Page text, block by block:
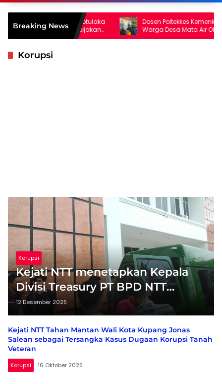
Breaking News
di Mbotulaka
Kebijakan
Dosen Poltekkes Kemenkes Kupang Latih
Warga Desa Mata Air Olah Kelor dan
Kunyit Jadi Produk Bernilai Ekonomi
Korupsi
Korupsi
Kejati NTT menetapkan Kepala
Divisi Treasury PT BPD NTT
sebagai Tersangka kasus dugaan
korupsi
12 Desember 2025
Kejati NTT Tahan Mantan Wali Kota Kupang Jonas
Salean sebagai Tersangka Kasus Dugaan Korupsi Tanah
Veteran
Korupsi 16 Oktober 2025